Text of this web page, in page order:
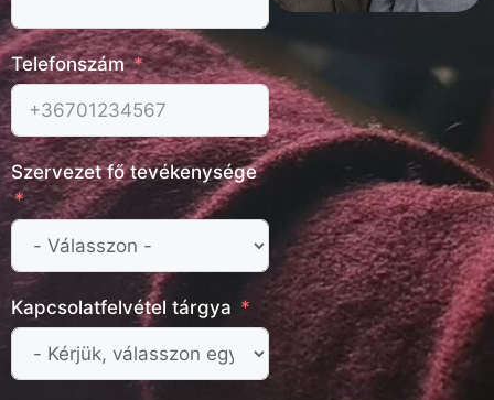
Telefonszám
Szervezet fő tevékenysége
Kapcsolatfelvétel tárgya